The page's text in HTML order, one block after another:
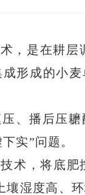
，是在耕层
形成的小
、播后压
实”问题。
术，将底肥
湿度高、